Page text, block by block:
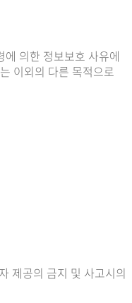
의한 정보보호 사유에
이외의 다른 목적으로
제공의 금지 및 사고시의